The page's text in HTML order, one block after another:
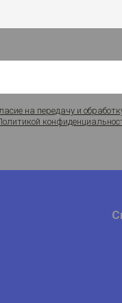
на передачу и